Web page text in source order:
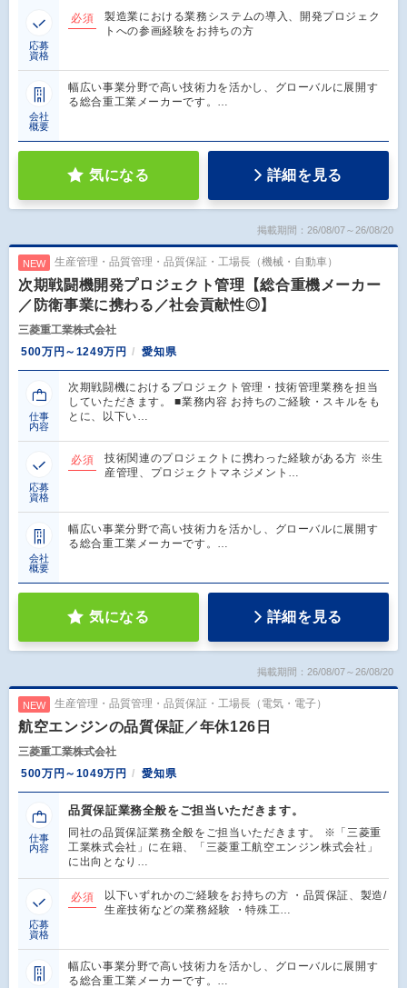
応募
資格
必須
製造業における業務システムの導入、開発プロジェク
トへの参画経験をお持ちの方
会社
概要
幅広い事業分野で高い技術力を活かし、グローバルに展開す
る総合重工業メーカーです。…
気になる 詳細を見る
掲載期間：26/08/07～26/08/20
NEW 生産管理・品質管理・品質保証・工場長（機械・自動車）
次期戦闘機開発プロジェクト管理【総合重機メーカー
／防衛事業に携わる／社会貢献性◎】
三菱重工業株式会社
500万円～1249万円
愛知県
仕事
内容
次期戦闘機におけるプロジェクト管理・技術管理業務を担当
していただきます。 ■業務内容 お持ちのご経験・スキルをも
とに、以下い…
応募
資格
必須
技術関連のプロジェクトに携わった経験がある方 ※生
産管理、プロジェクトマネジメント…
会社
概要
幅広い事業分野で高い技術力を活かし、グローバルに展開す
る総合重工業メーカーです。…
気になる 詳細を見る
掲載期間：26/08/07～26/08/20
NEW 生産管理・品質管理・品質保証・工場長（電気・電子）
航空エンジンの品質保証／年休126日
三菱重工業株式会社
500万円～1049万円
愛知県
仕事
内容
品質保証業務全般をご担当いただきます。
同社の品質保証業務全般をご担当いただきます。 ※「三菱重
工業株式会社」に在籍、「三菱重工航空エンジン株式会社」
に出向となり…
応募
資格
必須
以下いずれかのご経験をお持ちの方 ・品質保証、製造/
生産技術などの業務経験 ・特殊工…
幅広い事業分野で高い技術力を活かし、グローバルに展開す
る総合重工業メーカーです。…